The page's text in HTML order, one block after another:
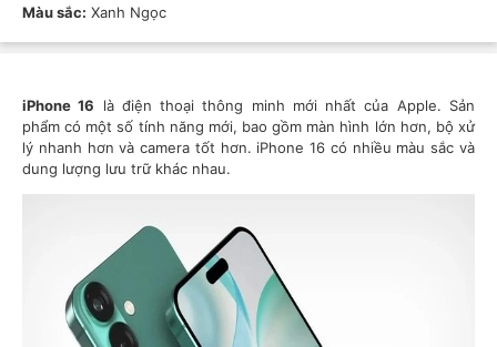
Màu sắc: Xanh Ngọc
iPhone 16 là điện thoại thông minh mới nhất của Apple. Sản
phẩm có một số tính năng mới, bao gồm màn hình lớn hơn, bộ xử
lý nhanh hơn và camera tốt hơn. iPhone 16 có nhiều màu sắc và
dung lượng lưu trữ khác nhau.